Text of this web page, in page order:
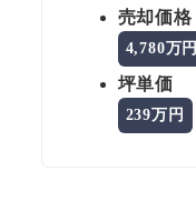
売却価格
4,780万円
坪単価
239万円